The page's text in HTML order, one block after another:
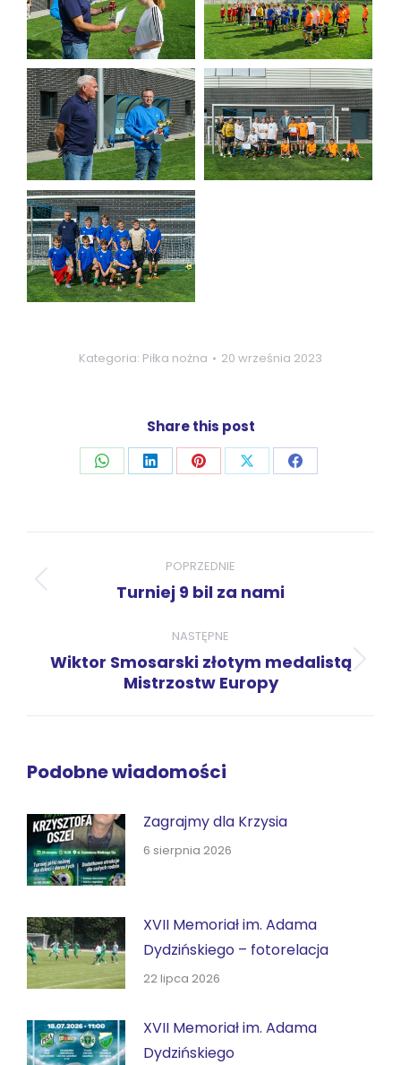
Kategoria: Piłka nożna 20 września 2023
Share this post
UdostępnijUdostępnijUdostępnijUdostępnijUdostępnij
wpisów
POPRZEDNIE
Poprzedni
Turniej 9 bil za nami
NASTĘPNE
Następny
wpis:
Wiktor Smosarski złotym medalistą
Mistrzostw Europy
Podobne wiadomości
Zagrajmy dla Krzysia
6 sierpnia 2026
XVII Memoriał im. Adama
Dydzińskiego – fotorelacja
22 lipca 2026
XVII Memoriał im. Adama
Dydzińskiego